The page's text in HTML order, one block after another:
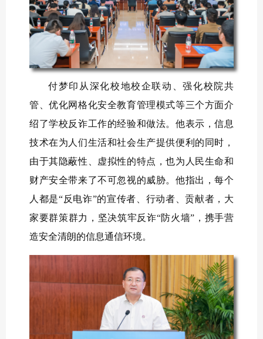
付梦印从深化校地校企联动、强化校院共
管、优化网格化安全教育管理模式等三个方面介
绍了学校反诈工作的经验和做法。他表示，信息
技术在为人们生活和社会生产提供便利的同时，
由于其隐蔽性、虚拟性的特点，也为人民生命和
财产安全带来了不可忽视的威胁。他指出，每个
人都是“反电诈”的宣传者、行动者、贡献者，大
家要群策群力，坚决筑牢反诈“防火墙”，携手营
造安全清朗的信息通信环境。